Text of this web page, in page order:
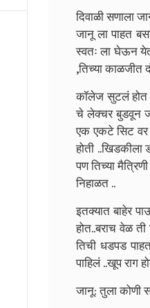
दिवाळी सणाला
जानू ला पाहत
स्वतः ला घेऊन
,तिच्या काळजीत
कॉलेज सुटलं होत
चे लेक्चर बुडवून
एक एकटे सिट वर
होती
पण तिच्या
निहाळत ..
इतक्यात बाहेर
होत..बराच वेळ
तिची धडपड
पाहिलं ..खूप राग
जानू: तुला कोणी